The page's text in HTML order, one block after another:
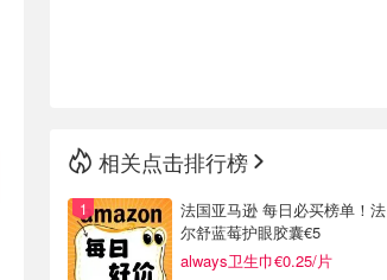
相关点击排行榜
法国亚马逊 每日必买榜单！法
尔舒蓝莓护眼胶囊€5
always卫生巾€0.25/片